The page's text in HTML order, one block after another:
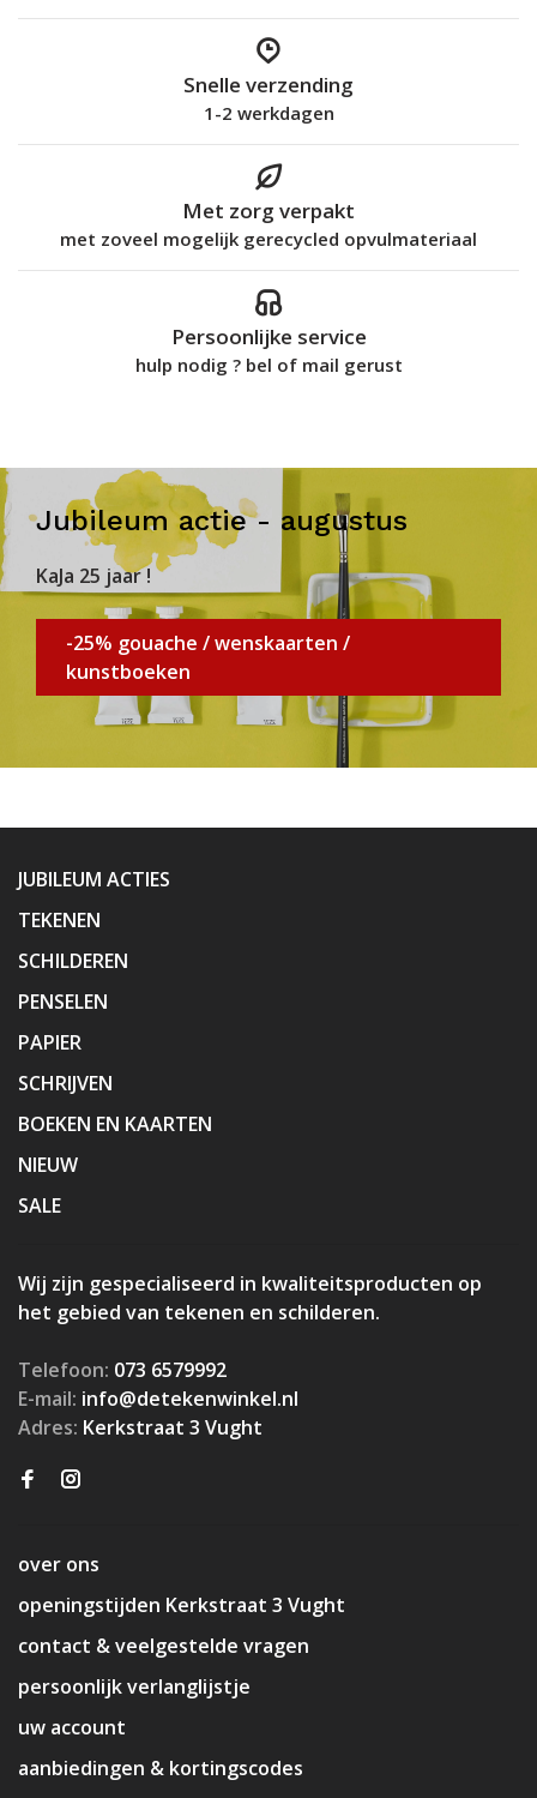
Snelle verzending
1-2 werkdagen
Met zorg verpakt
met zoveel mogelijk gerecycled opvulmateriaal
Persoonlijke service
hulp nodig ? bel of mail gerust
Jubileum actie - augustus
KaJa 25 jaar !
-25% gouache / wenskaarten /
kunstboeken
JUBILEUM ACTIES
TEKENEN
SCHILDEREN
PENSELEN
PAPIER
SCHRIJVEN
BOEKEN EN KAARTEN
NIEUW
SALE
Wij zijn gespecialiseerd in kwaliteitsproducten op
het gebied van tekenen en schilderen.
Telefoon: 073 6579992
E-mail: info@detekenwinkel.nl
Adres: Kerkstraat 3 Vught
over ons
openingstijden Kerkstraat 3 Vught
contact & veelgestelde vragen
persoonlijk verlanglijstje
uw account
aanbiedingen & kortingscodes